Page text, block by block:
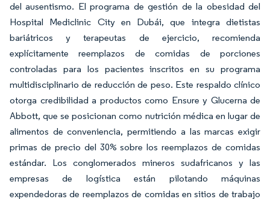
del ausentismo. El programa de gestión de la obesidad del
Hospital Mediclinic City en Dubái, que integra dietistas
bariátricos y terapeutas de ejercicio, recomienda
explícitamente reemplazos de comidas de porciones
controladas para los pacientes inscritos en su programa
multidisciplinario de reducción de peso. Este respaldo clínico
otorga credibilidad a productos como Ensure y Glucerna de
Abbott, que se posicionan como nutrición médica en lugar de
alimentos de conveniencia, permitiendo a las marcas exigir
primas de precio del 30% sobre los reemplazos de comidas
estándar. Los conglomerados mineros sudafricanos y las
empresas de logística están pilotando máquinas
expendedoras de reemplazos de comidas en sitios de trabajo